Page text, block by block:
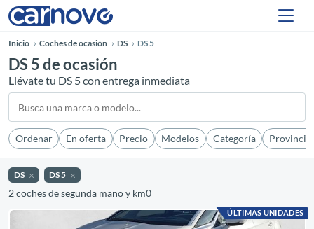
Inicio Coches de ocasión DS DS 5
DS 5 de ocasión
Llévate tu DS 5 con entrega inmediata
Ordenar En oferta Precio Modelos Categoría Provincia
DS DS 5
2 coches de segunda mano y km0
ÚLTIMAS UNIDADES